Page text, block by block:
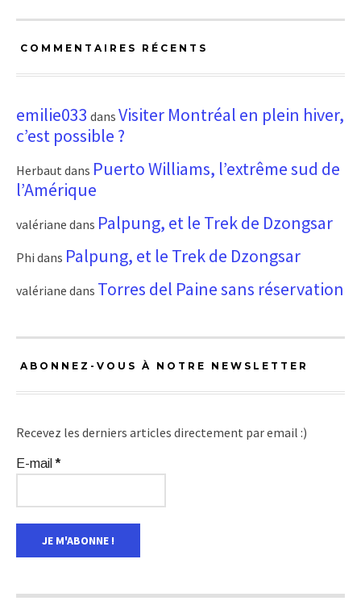
COMMENTAIRES RÉCENTS
emilie033 dans Visiter Montréal en plein hiver,
c’est possible ?
Herbaut dans Puerto Williams, l’extrême sud de
l’Amérique
valériane dans Palpung, et le Trek de Dzongsar
Phi dans Palpung, et le Trek de Dzongsar
valériane dans Torres del Paine sans réservation
ABONNEZ-VOUS À NOTRE NEWSLETTER
Recevez les derniers articles directement par email :)
E-mail*